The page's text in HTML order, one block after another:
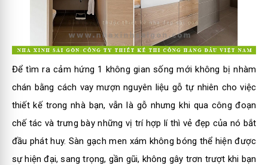
Để tìm ra cảm hứng 1 không gian sống mới không bị nhàm
chán bằng cách vay mượn nguyên liệu gỗ tự nhiên cho việc
thiết kế trong nhà bạn, vẫn là gỗ nhưng khi qua công đoạn
chế tác và trưng bày những vị trí hợp lí thì vẻ đẹp của nó bắt
đầu phát huy. Sàn gạch men xám không bóng thể hiện được
sự hiện đại, sang trọng, gần gũi, không gây trơn trượt khi bạn